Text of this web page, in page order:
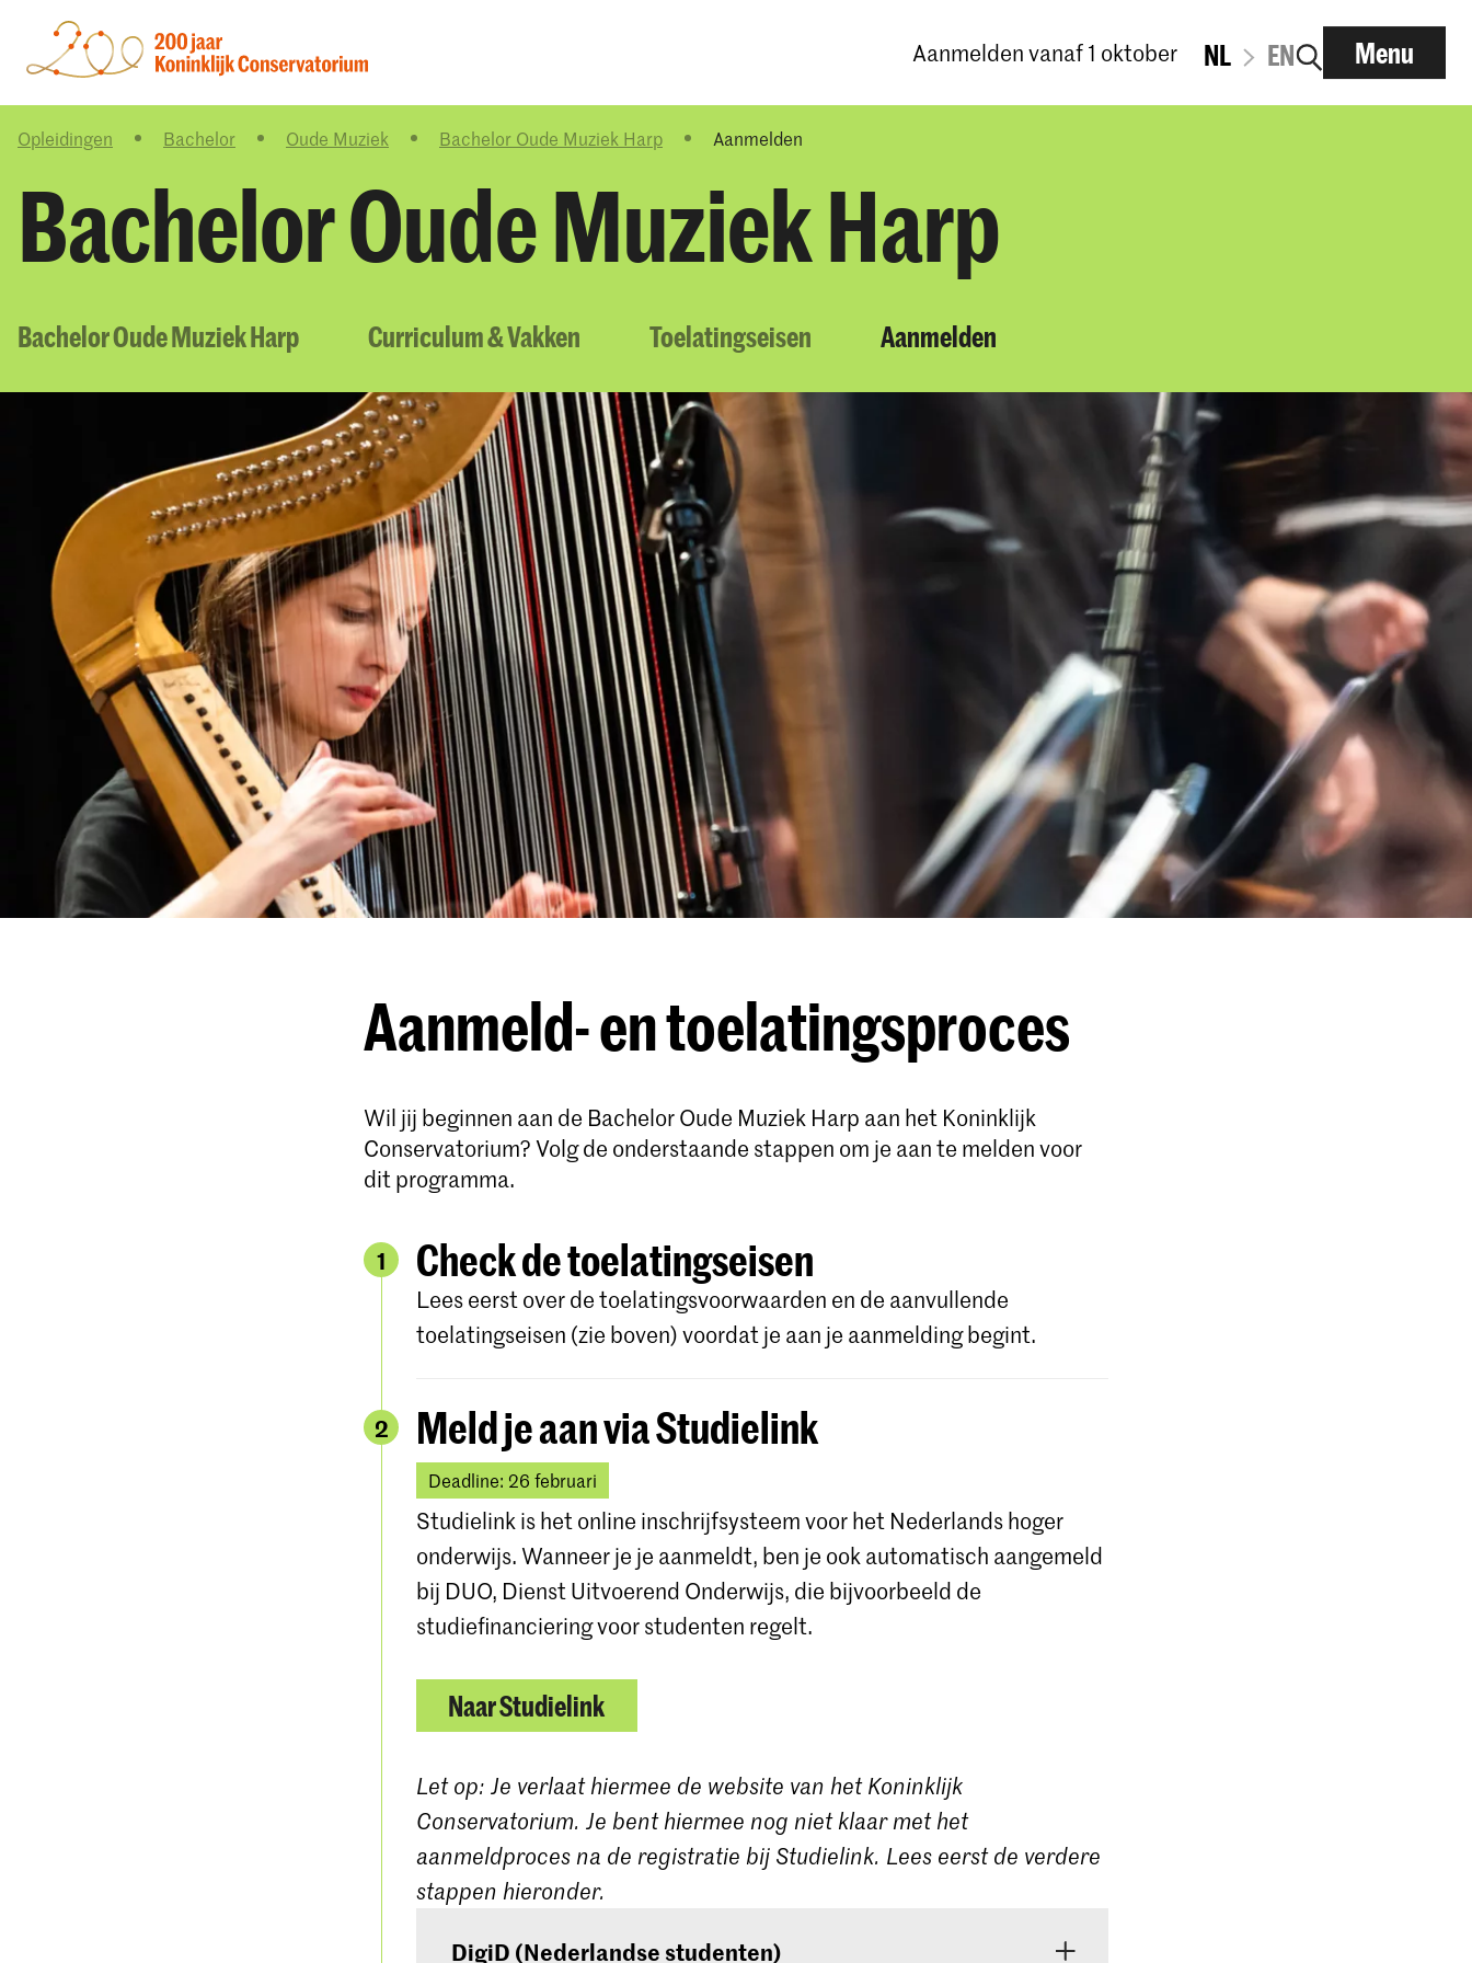
Aanmelden vanaf 1 oktober NL EN Menu
Opleidingen Bachelor Oude Muziek Bachelor Oude Muziek Harp Aanmelden
Bachelor Oude Muziek Harp
Bachelor Oude Muziek Harp Curriculum & Vakken Toelatingseisen Aanmelden
Aanmeld- en toelatingsproces
Wil jij beginnen aan de Bachelor Oude Muziek Harp aan het Koninklijk
Conservatorium? Volg de onderstaande stappen om je aan te melden voor
dit programma.
1 Check de toelatingseisen
Lees eerst over de toelatingsvoorwaarden en de aanvullende
toelatingseisen (zie boven) voordat je aan je aanmelding begint.
2 Meld je aan via Studielink
Deadline: 26 februari
Studielink is het online inschrijfsysteem voor het Nederlands hoger
onderwijs. Wanneer je je aanmeldt, ben je ook automatisch aangemeld
bij DUO, Dienst Uitvoerend Onderwijs, die bijvoorbeeld de
studiefinanciering voor studenten regelt.
Naar Studielink
Let op: Je verlaat hiermee de website van het Koninklijk
Conservatorium. Je bent hiermee nog niet klaar met het
aanmeldproces na de registratie bij Studielink. Lees eerst de verdere
stappen hieronder.
DigiD (Nederlandse studenten)